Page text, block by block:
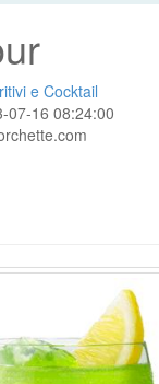
e Cocktail
07-16 08:24:00